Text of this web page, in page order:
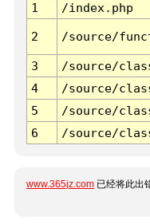
1
/index.php
2 /source/
3 /source/
4
/source/
5
/source/
6
/source/
www.365jz.com 已经将此出